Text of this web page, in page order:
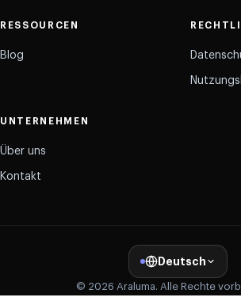
RESSOURCEN
Blog
UNTERNEHMEN
Über uns
Kontakt
Deutsch
© 2026 Araluma. Alle Rechte